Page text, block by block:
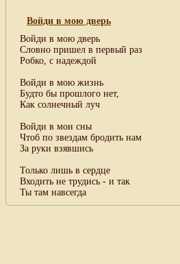
Войди в мою дверь
Войди в мою дверь
Словно пришел в первый раз
Робко, с надеждой
Войди в мою жизнь
Будто бы прошлого нет,
Как солнечный луч
Войди в мои сны
Чтоб по звездам бродить нам
За руки взявшись
Только лишь в сердце
Входить не трудись - и так
Ты там навсегда